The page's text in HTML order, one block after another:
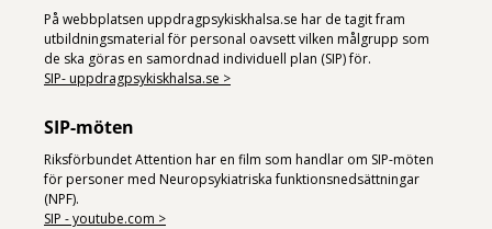
På webbplatsen uppdragpsykiskhalsa.se har de tagit fram
utbildningsmaterial för personal oavsett vilken målgrupp som
de ska göras en samordnad individuell plan (SIP) för.
SIP- uppdragpsykiskhalsa.se >
SIP-möten
Riksförbundet Attention har en film som handlar om SIP-möten
för personer med Neuropsykiatriska funktionsnedsättningar
(NPF).
SIP - youtube.com >